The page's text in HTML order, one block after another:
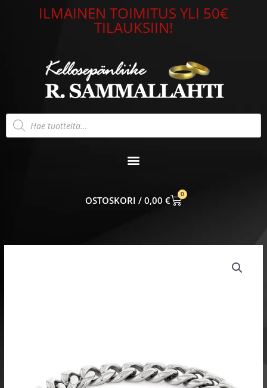
ILMAINEN TOIMITUS YLI 50€
TILAUKSIIN!
Products
search
0,00 €
0
CART